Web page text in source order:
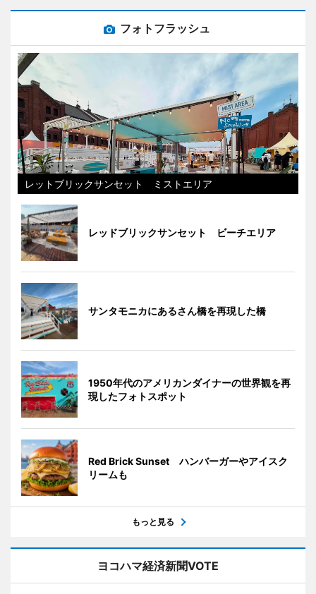
フォトフラッシュ
レットブリックサンセット ミストエリア
レッドブリックサンセット ビーチエリア
サンタモニカにあるさん橋を再現した橋
1950年代のアメリカンダイナーの世界観を再
現したフォトスポット
Red Brick Sunset ハンバーガーやアイスク
リームも
もっと見る
ヨコハマ経済新聞VOTE